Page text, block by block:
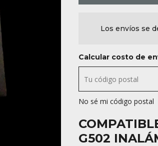
Los envíos se
Calcular costo de
No sé mi código postal
G502